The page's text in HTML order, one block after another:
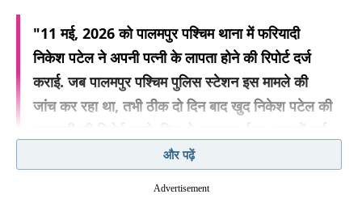
"11 मई, 2026 को पालमपुर पश्चिम थाना में फरियादी
निकेश पटेल ने अपनी पत्नी के लापता होने की रिपोर्ट दर्ज
कराई. जब पालमपुर पश्चिम पुलिस स्टेशन इस मामले की
जांच कर रहा था, तभी ठीक दो दिन बाद खुद निकेश पटेल की
कराई. इसके चलते पालमपुर पश्चिम पुलिस को उसकी
और पढ़ें
Advertisement